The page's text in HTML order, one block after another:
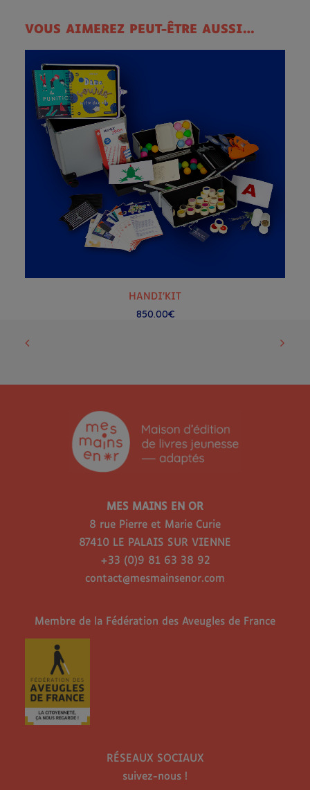
VOUS AIMEREZ PEUT-ÊTRE AUSSI…
AJOUTER AU PANIER
HANDI’KIT
850.00€
MES MAINS EN OR
8 rue Pierre et Marie Curie
87410 LE PALAIS SUR VIENNE
+33 (0)9 81 63 38 92
contact@mesmainsenor.com
Membre de la Fédération des Aveugles de France
RÉSEAUX SOCIAUX
suivez-nous !